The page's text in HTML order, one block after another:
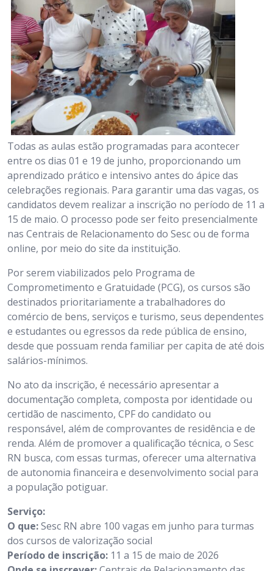
Todas as aulas estão programadas para acontecer
entre os dias 01 e 19 de junho, proporcionando um
aprendizado prático e intensivo antes do ápice das
celebrações regionais. Para garantir uma das vagas, os
candidatos devem realizar a inscrição no período de 11 a
15 de maio. O processo pode ser feito presencialmente
nas Centrais de Relacionamento do Sesc ou de forma
online, por meio do site da instituição.
Por serem viabilizados pelo Programa de
Comprometimento e Gratuidade (PCG), os cursos são
destinados prioritariamente a trabalhadores do
comércio de bens, serviços e turismo, seus dependentes
e estudantes ou egressos da rede pública de ensino,
desde que possuam renda familiar per capita de até dois
salários-mínimos.
No ato da inscrição, é necessário apresentar a
documentação completa, composta por identidade ou
certidão de nascimento, CPF do candidato ou
responsável, além de comprovantes de residência e de
renda. Além de promover a qualificação técnica, o Sesc
RN busca, com essas turmas, oferecer uma alternativa
de autonomia financeira e desenvolvimento social para
a população potiguar.
Serviço:
O que:Sesc RN abre 100 vagas em junho para turmas
dos cursos de valorização social
Período de inscrição: 11 a 15 de maio de 2026